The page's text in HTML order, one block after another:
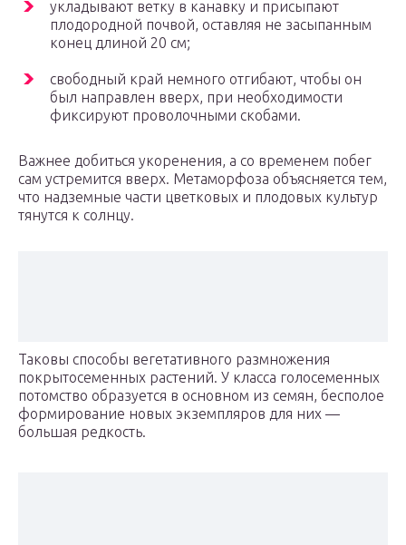
укладывают ветку в канавку и присыпают
плодородной почвой, оставляя не засыпанным
конец длиной 20 см;
свободный край немного отгибают, чтобы он
был направлен вверх, при необходимости
фиксируют проволочными скобами.
Важнее добиться укоренения, а со временем побег
сам устремится вверх. Метаморфоза объясняется тем,
что надземные части цветковых и плодовых культур
тянутся к солнцу.
Таковы способы вегетативного размножения
покрытосеменных растений. У класса голосеменных
потомство образуется в основном из семян, бесполое
формирование новых экземпляров для них —
большая редкость.